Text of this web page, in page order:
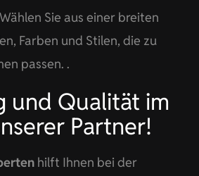
Sie aus einer breiten
Farben und Stilen, die zu
passen. .
und Qualität im
Partner!
hilft Ihnen bei der